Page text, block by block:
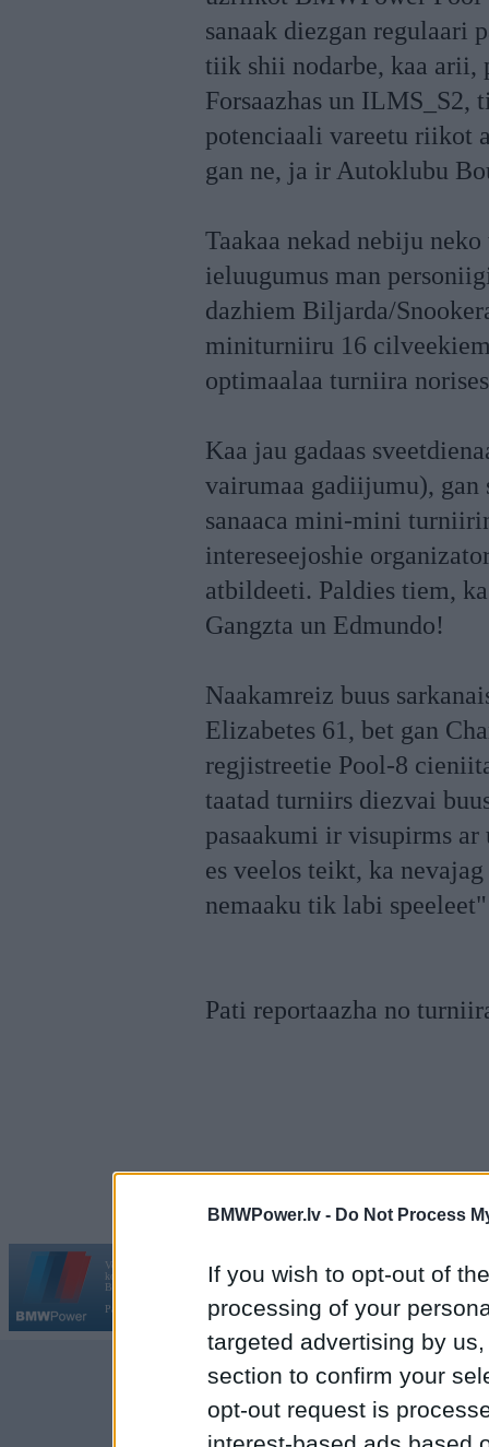
BMWPower.lv - Do Not Process
If you wish to opt-out of
processing of your
targeted advertising by
section to confirm your
opt-out request is
sanaak diezgan regulaari
tiik shii nodarbe, kaa arii,
Forsaazhas un ILMS_S2,
potenciaali vareetu riikot
gan ne, ja ir Autoklubu
Taakaa nekad nebiju
ieluugumus man
dazhiem Biljarda/
miniturniiru 16
optimaalaa turniira
Kaa jau gadaas
vairumaa gadiijumu), gan
sanaaca mini-mini
intereseejoshie
atbildeeti. Paldies tiem,
Gangzta un Edmundo!
Naakamreiz buus
Elizabetes 61, bet gan
regjistreetie Pool-8
taatad turniirs diezvai
pasaakumi ir visupirms
es veelos teikt, ka
nemaaku tik labi
Pati reportaazha no
Vortāls BMWPower.lv darbojas
kopš 2002. gada 14. maija. Tas nav auto klubs un nav saistīts ar
BMW AG.
Par BMWPower
Kontakti |Reklāma
Galvena|